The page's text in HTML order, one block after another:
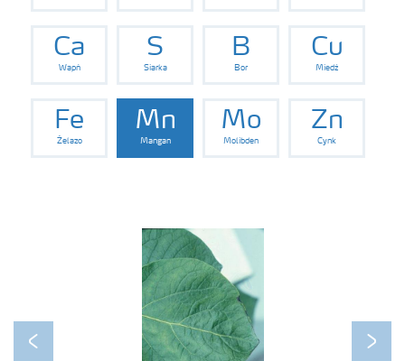
Broszury Yara
Ca
Wapń
S
Siarka
B
Bor
Cu
Miedź
Fe
Żelazo
Mn
Mangan
Mo
Molibden
Zn
Cynk
Previous Next